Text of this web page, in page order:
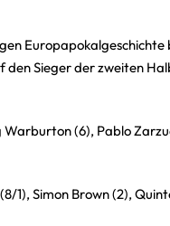
Europapokalgeschichte
Sieger der zweiten
(6), Pablo
1), Simon Brown (2),